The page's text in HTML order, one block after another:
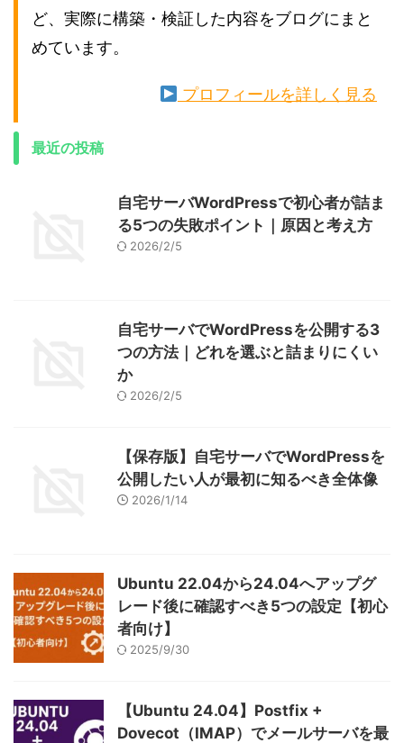
ど、実際に構築・検証した内容をブログにまと
めています。
プロフィールを詳しく見る
最近の投稿
自宅サーバWordPressで初心者が詰ま
る5つの失敗ポイント｜原因と考え方
2026/2/5
自宅サーバでWordPressを公開する3
つの方法｜どれを選ぶと詰まりにくい
か
2026/2/5
【保存版】自宅サーバでWordPressを
公開したい人が最初に知るべき全体像
2026/1/14
Ubuntu 22.04から24.04へアップグ
レード後に確認すべき5つの設定【初心
者向け】
2025/9/30
【Ubuntu 24.04】Postfix +
Dovecot（IMAP）でメールサーバを最